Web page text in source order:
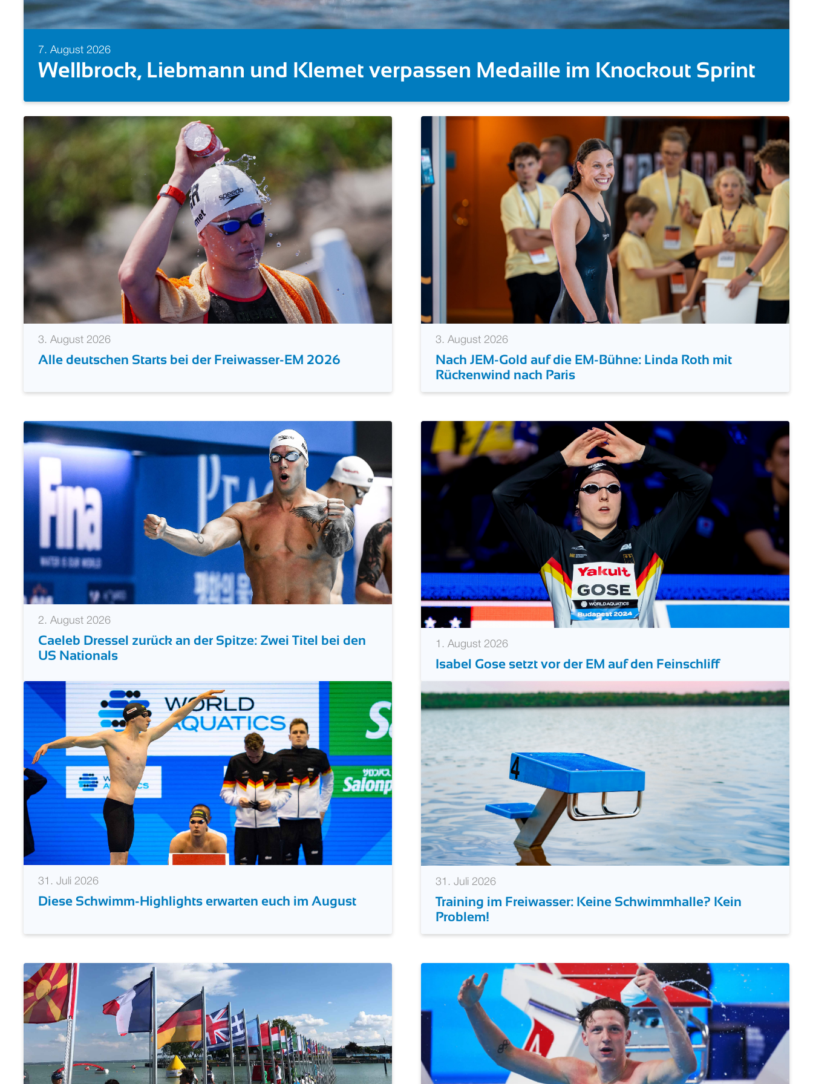
7. August 2026
Europameisterin! Isabel Gose feiert Gold im Knockout Sprint
3. August 2026
Alle deutschen Starts bei der Freiwasser-EM 2026
3. August 2026
Nach JEM-Gold auf die EM-Bühne: Linda Roth mit
Rückenwind nach Paris
2. August 2026
Caeleb Dressel zurück an der Spitze: Zwei Titel bei den
US Nationals
1. August 2026
Isabel Gose setzt vor der EM auf den Feinschliff
31. Juli 2026
Diese Schwimm-Highlights erwarten euch im August
31. Juli 2026
Training im Freiwasser: Keine Schwimmhalle? Kein
Problem!